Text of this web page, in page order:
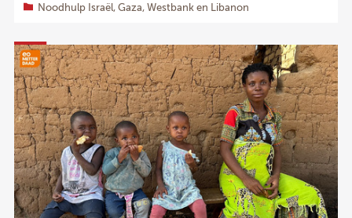
Noodhulp Israël, Gaza, Westbank en Libanon